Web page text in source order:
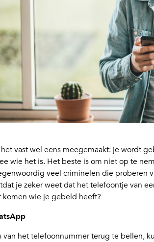
vast wel eens meegemaakt: je wordt
wie het is. Het beste is om niet op te
veel criminelen die proberen
je zeker weet dat het telefoontje van
komen wie je gebeld heeft?
van het telefoonnummer terug te bellen,